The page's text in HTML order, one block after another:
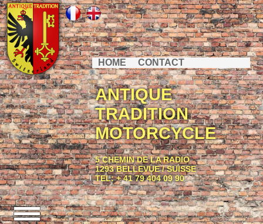
HOME CONTACT
ANTIQUE
TRADITION
MOTORCYCLE
5 CHEMIN DE LA RADIO
1293 BELLEVUE / SUISSE
TEL: + 41 79 404 09 90